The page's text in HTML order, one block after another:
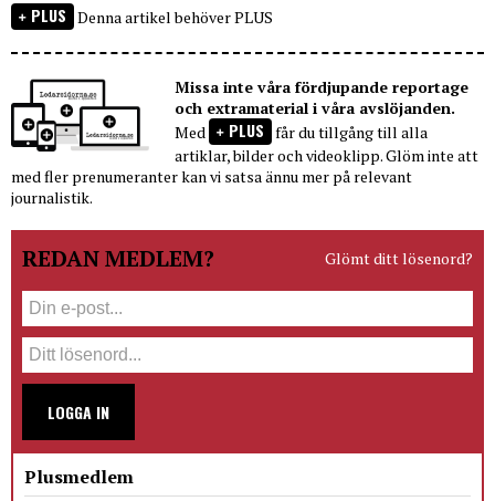
PLUS Denna artikel behöver PLUS
Missa inte våra fördjupande reportage
och extramaterial i våra avslöjanden.
Med
PLUS får du tillgång till alla
artiklar, bilder och videoklipp. Glöm inte att
med fler prenumeranter kan vi satsa ännu mer på relevant
journalistik.
REDAN MEDLEM? Glömt ditt lösenord?
LOGGA IN
Plusmedlem